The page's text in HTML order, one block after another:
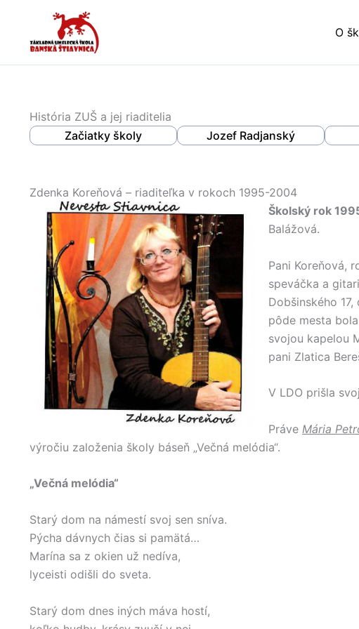
obsah
O
História ZUŠ a jej riaditelia
Začiatky školy
Jozef Radjanský
Zdenka Koreňová – riaditeľka v rokoch 1995-2004
Školský rok
Balážová.
Pani Koreňová,
speváčka a
Dobšinského
pôde mesta
svojou kapelou
pani Zlatica
V LDO prišla
Práve Mária
výročiu založenia školy báseň „Večná melódia“.
„Večná melódia“
Starý dom na námestí svoj sen sníva.
Pýcha dávnych čias si pamätá…
Marína sa z okien už nedíva,
lyceisti odišli do sveta.
Starý dom dnes iných máva hostí,